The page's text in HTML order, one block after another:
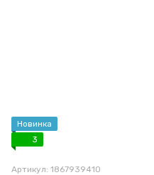
Новинка
3
Артикул: 1867939410